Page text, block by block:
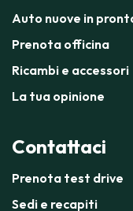
Auto nuove in
Prenota officina
Ricambi e accessori
La tua opinione
Contattaci
Prenota test drive
Sedi e recapiti